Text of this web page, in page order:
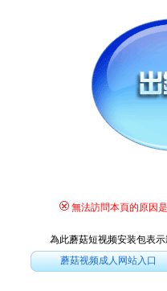
無法訪問本頁的原因是
為此蘑菇短视频安装包表示歉
蘑菇视频成人网站入口